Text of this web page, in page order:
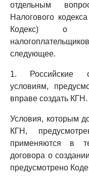
отдельным
Налогового
Кодекс) о
следующее.
1. Российские
условиям,
вправе создать КГН.
Условия, которым
КГН,
применяются в
договора о
предусмотрено